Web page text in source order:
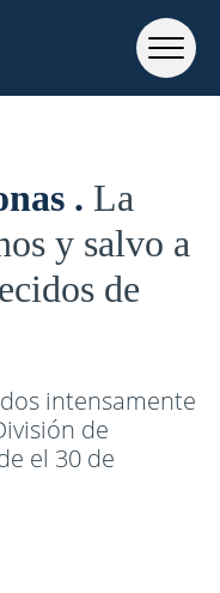
La
y salvo a
de
intensamente
de
el 30 de